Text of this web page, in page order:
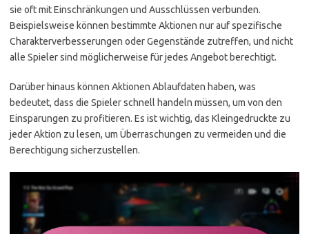
sie oft mit Einschränkungen und Ausschlüssen verbunden.
Beispielsweise können bestimmte Aktionen nur auf spezifische
Charakterverbesserungen oder Gegenstände zutreffen, und nicht
alle Spieler sind möglicherweise für jedes Angebot berechtigt.
Darüber hinaus können Aktionen Ablaufdaten haben, was
bedeutet, dass die Spieler schnell handeln müssen, um von den
Einsparungen zu profitieren. Es ist wichtig, das Kleingedruckte zu
jeder Aktion zu lesen, um Überraschungen zu vermeiden und die
Berechtigung sicherzustellen.